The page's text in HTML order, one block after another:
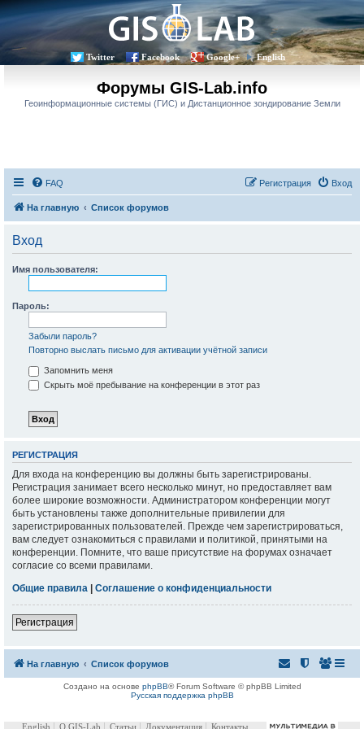
Twitter Facebook Google+ English
Форумы GIS-Lab.info
Геоинформационные системы (ГИС) и Дистанционное зондирование Земли
FAQ Вход
Регистрация
На главную Список форумов
Вход
Имя пользователя:
Пароль:
Забыли пароль?
Повторно выслать письмо для активации учётной записи
Запомнить меня
Скрыть моё пребывание на конференции в этот раз
РЕГИСТРАЦИЯ
Для входа на конференцию вы должны быть зарегистрированы.
Регистрация занимает всего несколько минут, но предоставляет вам
более широкие возможности. Администратором конференции могут
быть установлены также дополнительные привилегии для
зарегистрированных пользователей. Прежде чем зарегистрироваться,
вам следует ознакомиться с правилами и политикой, принятыми на
конференции. Помните, что ваше присутствие на форумах означает
согласие со всеми правилами.
Общие правила | Соглашение о конфиденциальности
Регистрация
На главную Список форумов
Создано на основе phpBB® Forum Software © phpBB Limited
Русская поддержка phpBB
English О GIS-Lab Статьи Документация Контакты